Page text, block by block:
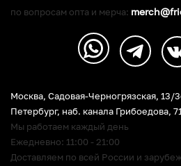
Москва, Садовая-Черногрязская, 13/
Петербург, наб. канала Грибоедова, 71
Мы работаем каждый день
Ежедневно: 11:00 - 21:00
Доставляем по всей России и
по вопросам опта и мерча: